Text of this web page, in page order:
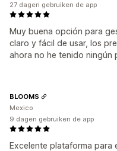
Muy buena opción para
claro y fácil de usar, los
ahora no he tenido ningún
27 dagen gebruiken de app
Excelente plataforma para
BLOOMS
Mexico
9 dagen gebruiken de app